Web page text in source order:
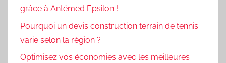
grâce à Antémed Epsilon !
Pourquoi un devis construction terrain de tennis
varie selon la région ?
Optimisez vos économies avec les meilleures